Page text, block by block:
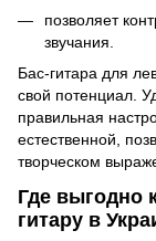
позволяет
звучания.
Бас-гитара для
свой потенциал.
правильная
естественной,
творческом
Где выгодно
гитару в